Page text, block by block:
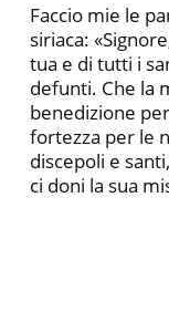
Faccio mie le
siriaca:
tua e di tutti i
defunti. Che la
benedizione
fortezza per le
discepoli e
ci doni la sua